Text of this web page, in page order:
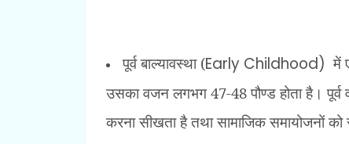
पूर्व बाल्यावस्था (Early Childhood)में
उसका वजन लगभग 47-48 पौण्ड होता है। पूर्व
करना सीखता है तथा सामाजिक समायोजनों